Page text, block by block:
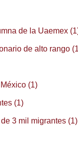
de la Uaemex
de alto rango
(1)
(1)
3 mil migrantes (1)